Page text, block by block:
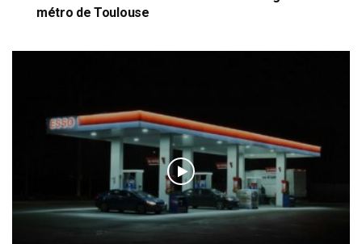
métro de Toulouse